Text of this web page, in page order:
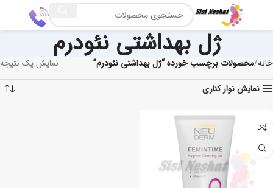
ژل بهداشتی نئودرم
خانه محصولات برچسب خورده “ژل بهداشتی نئودرم”
نمایش یک نتیجه
نمایش نوار کناری